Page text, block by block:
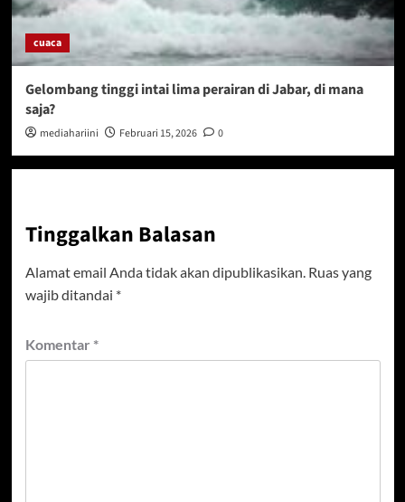
cuaca
Gelombang tinggi intai lima perairan di Jabar, di mana
saja?
mediahariini Februari 15, 2026 0
Tinggalkan Balasan
Alamat email Anda tidak akan dipublikasikan. Ruas yang
wajib ditandai *
Komentar *